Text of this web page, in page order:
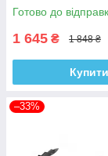
Готово до
1 645 ₴ 1 848 ₴
Купити
–33%